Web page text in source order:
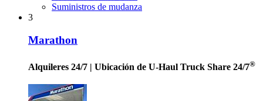
Suministros de mudanza
3
Marathon
Alquileres 24/7 | Ubicación de U-Haul Truck Share 24/7®